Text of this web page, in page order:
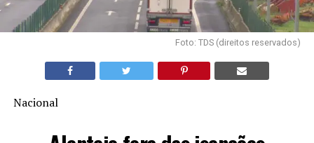
Foto: TDS (direitos reservados)
Nacional